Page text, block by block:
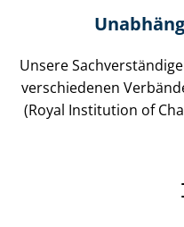
Unsere
verschiedenen
(Royal Institution of